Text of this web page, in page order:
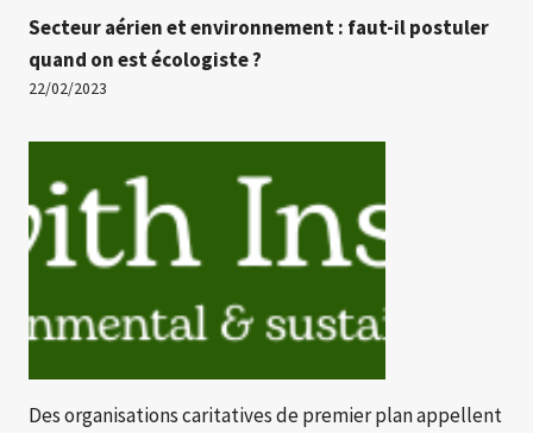
Secteur aérien et environnement : faut-il postuler
quand on est écologiste ?
22/02/2023
Des organisations caritatives de premier plan appellent